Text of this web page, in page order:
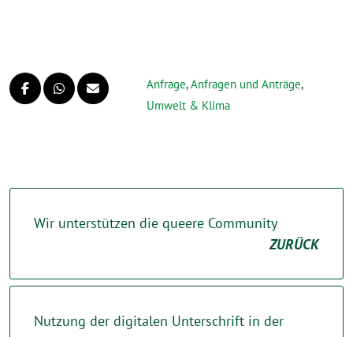
Anfrage,Anfragen und Anträge,
Umwelt & Klima
Wir unterstützen die queere Community
ZURÜCK
Nutzung der digitalen Unterschrift in der